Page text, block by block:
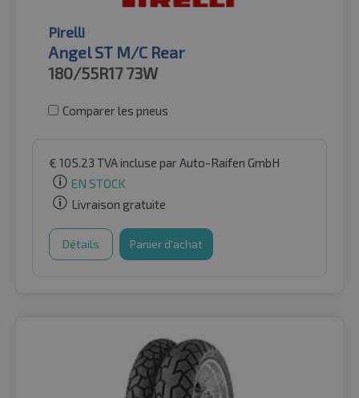
Pirelli
Angel ST M/C Rear
180/55R17 73W
Comparer les pneus
€ 105.23 TVA incluse par Auto-Raifen GmbH
EN STOCK
Livraison gratuite
Détails Panier d'achat